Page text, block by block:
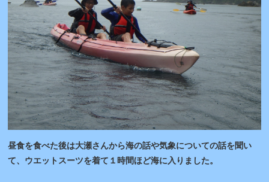
昼食を食べた後は大瀬さんから海の話や気象についての話を聞い
て、ウエットスーツを着て１時間ほど海に入りました。